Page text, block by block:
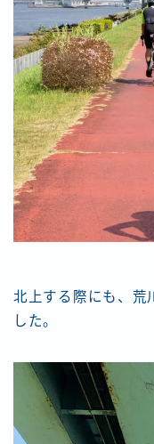
北上する際にも、荒
した。